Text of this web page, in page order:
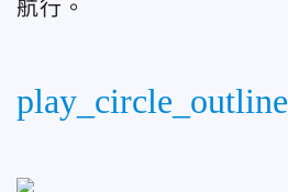
航行。
play_circle_outline